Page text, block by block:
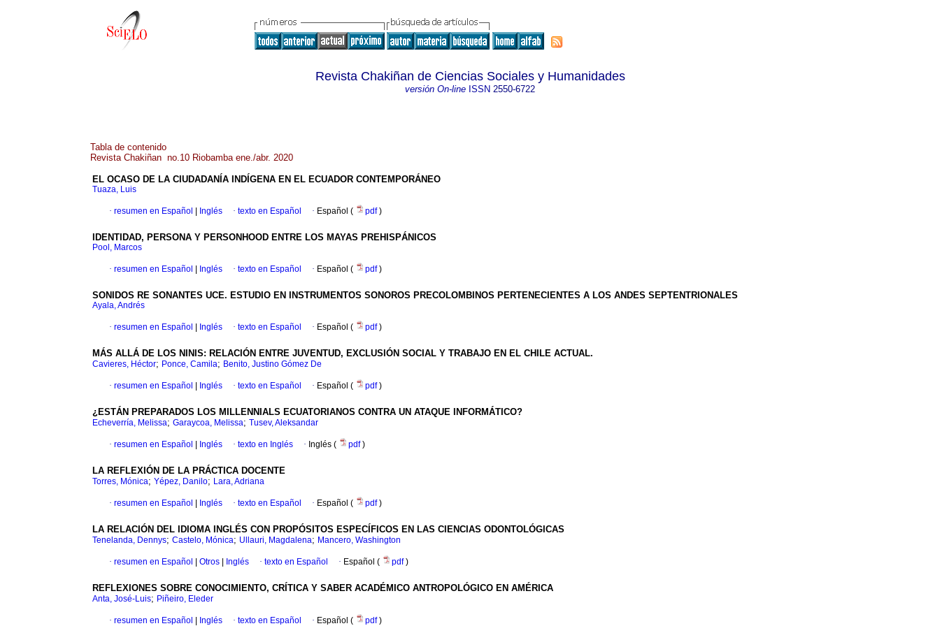
Revista Chakiñan de Ciencias Sociales y Humanidades
versión On-line ISSN 2550-6722
Tabla de contenido
Revista Chakiñan no.10 Riobamba ene./abr. 2020
EL OCASO DE LA CIUDADANÍA INDÍGENA EN EL ECUADOR CONTEMPORÁNEO
Tuaza, Luis
· resumen en Español Inglés · texto en Español · Español ( pdf)
IDENTIDAD, PERSONA Y PERSONHOOD ENTRE LOS MAYAS PREHISPÁNICOS
Pool, Marcos
· resumen en Español Inglés · texto en Español · Español ( pdf)
SONIDOS RE SONANTES UCE. ESTUDIO EN INSTRUMENTOS SONOROS PRECOLOMBINOS PERTENECIENTES A LOS ANDES SEPTENTRIONALES
Ayala, Andrés
· resumen en Español Inglés · texto en Español · Español ( pdf)
MÁS ALLÁ DE LOS NINIS: RELACIÓN ENTRE JUVENTUD, EXCLUSIÓN SOCIAL Y TRABAJO EN EL CHILE ACTUAL.
Cavieres, Héctor; Ponce, Camila; Benito, Justino Gómez De
· resumen en Español Inglés · texto en Español · Español ( pdf)
¿ESTÁN PREPARADOS LOS MILLENNIALS ECUATORIANOS CONTRA UN ATAQUE INFORMÁTICO?
Echeverría, Melissa; Garaycoa, Melissa; Tusev, Aleksandar
· resumen en Español Inglés · texto en Inglés · Inglés ( pdf)
LA REFLEXIÓN DE LA PRÁCTICA DOCENTE
Torres, Mónica; Yépez, Danilo; Lara, Adriana
· resumen en Español Inglés · texto en Español · Español ( pdf)
LA RELACIÓN DEL IDIOMA INGLÉS CON PROPÓSITOS ESPECÍFICOS EN LAS CIENCIAS ODONTOLÓGICAS
Tenelanda, Dennys; Castelo, Mónica; Ullauri, Magdalena; Mancero, Washington
· resumen en Español Otros Inglés · texto en Español · Español ( pdf)
REFLEXIONES SOBRE CONOCIMIENTO, CRÍTICA Y SABER ACADÉMICO ANTROPOLÓGICO EN AMÉRICA
Anta, José-Luis; Piñeiro, Eleder
· resumen en Español Inglés · texto en Español · Español ( pdf)